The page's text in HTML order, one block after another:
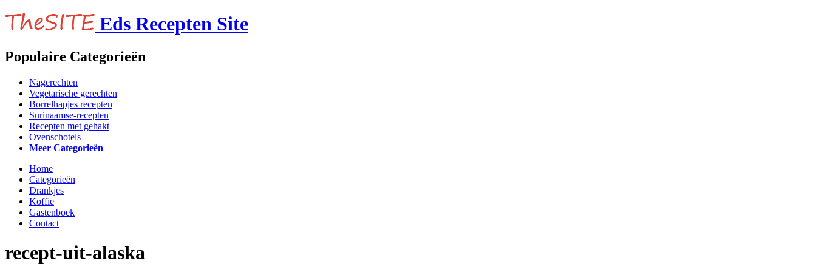
Eds Recepten Site
Populaire Categorieën
Nagerechten
Vegetarische gerechten
Borrelhapjes recepten
Surinaamse-recepten
Recepten met gehakt
Ovenschotels
Meer Categorieën
Home
Categorieën
Drankjes
Koffie
Gastenboek
Contact
recept-uit-alaska